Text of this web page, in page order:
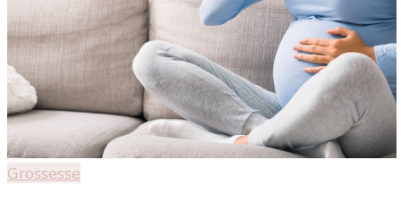
Grossesse